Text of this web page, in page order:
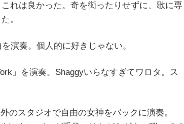
れは良かった。奇を衒ったりせずに、歌に専
。
演奏。個人的に好きじゃない。
」を演奏。Shaggyいらなすぎてワロタ。ス
のスタジオで自由の女神をバックに演奏。